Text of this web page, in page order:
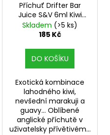
Příchuť Drifter Bar
Juice S&V 6ml Kiwi
Passionfruit Guava Ice
Skladem (>5 ks)
185 Kč
DO KOŠÍKU
Exotická kombinace
lahodného kiwi,
nevšední marakuji a
guavy... Oblíbené
anglické příchutě v
uživatelsky přívětivém...